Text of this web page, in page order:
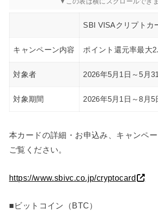
SBI VISAクリプトカ
キャンペーン内容 ポイント還元率最大
対象者 2026年5月1日～5月
対象期間 2026年5月1日～8月5
本カードの詳細・お申込み、キャンペ
ご覧ください。
https://www.sbivc.co.jp/cryptocard
■ビットコイン（BTC）